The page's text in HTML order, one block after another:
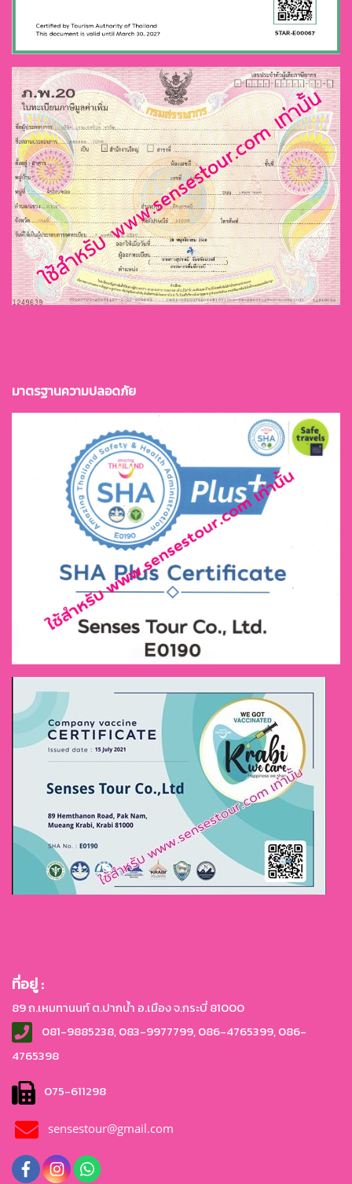
มาตรฐานความปลอดภัย
ที่อยู่ :
89 ถ.เหมทานนท์ ต.ปากน้ำ อ.เมือง จ.กระบี่ 81000
081-9885238, 083-9977799, 086-4765399, 086-
4765398
075-611298
sensestour@gmail.com